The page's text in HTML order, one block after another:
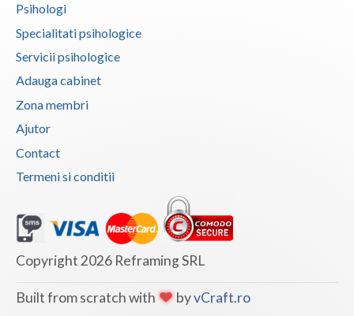
Psihologi
Specialitati psihologice
Servicii psihologice
Adauga cabinet
Zona membri
Ajutor
Contact
Termeni si conditii
Copyright 2026 Reframing SRL
Built from scratch with byvCraft.ro